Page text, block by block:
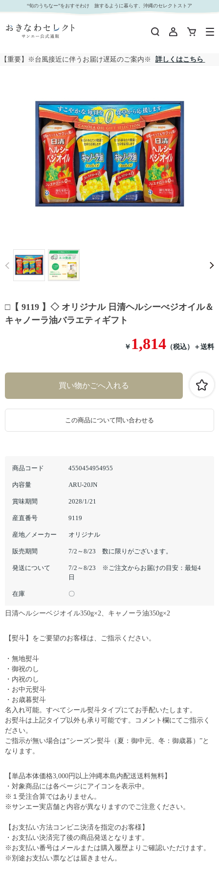
□【 9119 】◇ オリジナル 日清ヘルシーべジオイル＆キャノーラ油バラエティギフト｜おきなわ
セレクト サンエー公式通販
“旬のうちなー”をおすそわけ 旅するように暮らす、沖縄のセレクトストア
【重要】※台風接近に伴うお届け遅延のご案内※ 詳しくはこちら
Prev
□【 9119 】◇ オリジナル 日清ヘルシーべジオイル＆
キャノーラ油バラエティギフト
￥ 1,814 （税込） ＋送料
商品コード 4550454954955
内容量 ARU-20JN
賞味期間 2028/1/21
産直番号 9119
産地／メーカー オリジナル
販売期間 7/2～8/23 数に限りがございます。
発送について
7/2～8/23 ※ご注文からお届けの目安：最短4
日
在庫 〇
この商品について問い合わせる
日清ヘルシーベジオイル350g×2、キャノーラ油350g×2
【熨斗】をご要望のお客様は、ご指示ください。
・無地熨斗
・御祝のし
・内祝のし
・お中元熨斗
・お歳暮熨斗
名入れ可能。すべてシール熨斗タイプにてお手配いたします。
お熨斗は上記タイプ以外も承り可能です。コメント欄にてご指示く
ださい。
ご指示が無い場合は”シーズン熨斗（夏：御中元、冬：御歳暮）”と
なります。
【単品本体価格3,000円以上沖縄本島内配送送料無料】
・対象商品には各ページにアイコンを表示中。
※１受注合算ではありません。
※サンエー実店舗と内容が異なりますのでご注意ください。
【お支払い方法コンビニ決済を指定のお客様】
・お支払い決済完了後の商品発送となります。
※お支払い番号はメールまたは購入履歴よりご確認いただけます。
※別途お支払い票などは届きません。